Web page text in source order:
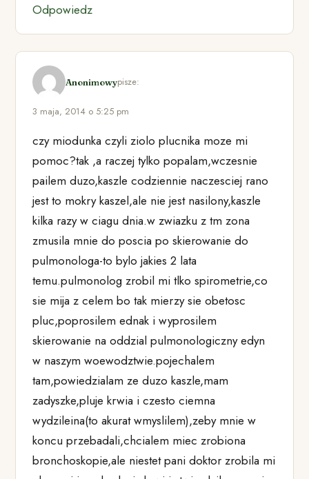
Odpowiedz
Anonimowypisze:
3 maja, 2014 o 5:25 pm
czy miodunka czyli ziolo plucnika moze mi
pomoc?tak ,a raczej tylko popalam,wczesnie
pailem duzo,kaszle codziennie naczesciej rano
jest to mokry kaszel,ale nie jest nasilony,kaszle
kilka razy w ciagu dnia.w zwiazku z tm zona
zmusila mnie do poscia po skierowanie do
pulmonologa-to bylo jakies 2 lata
temu.pulmonolog zrobil mi tlko spirometrie,co
sie mija z celem bo tak mierzy sie obetosc
pluc,poprosilem ednak i wyprosilem
skierowanie na oddzial pulmonologiczny edyn
w naszym woewodztwie.pojechalem
tam,powiedzialam ze duzo kaszle,mam
zadyszke,pluje krwia i czesto ciemna
wydzileina(to akurat wmyslilem),zeby mnie w
koncu przebadali,chcialem miec zrobiona
bronchoskopie,ale niestet pani doktor zrobila mi